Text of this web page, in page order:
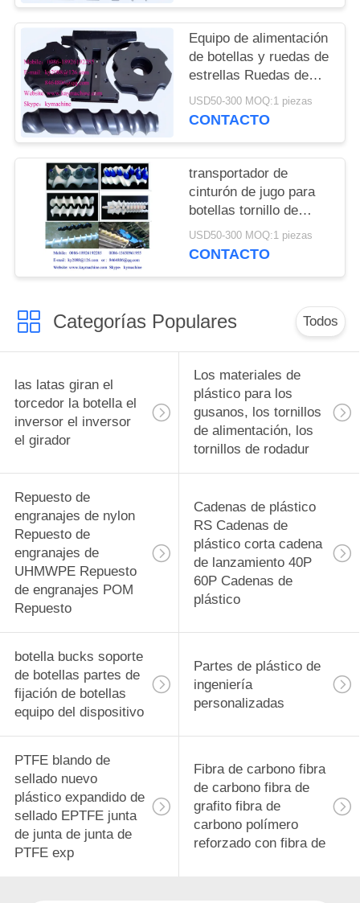
alimentación China
fabricante
Equipo de alimentación
de botellas y ruedas de
estrellas Ruedas de
estrellas de plástico y
engranajes de plástico
USD50-300 MOQ:1 piezas
CONTACTO
transportador de
cinturón de jugo para
botellas tornillo de
alimentación para
botellas tornillos de
equipos de
USD50-300 MOQ:1 piezas
CONTACTO
Categorías Populares Todos
las latas giran el
torcedor la botella el
inversor el inversor
el girador
Los materiales de
plástico para los
gusanos, los tornillos
de alimentación, los
tornillos de rodadur
Repuesto de
engranajes de nylon
Repuesto de
engranajes de
UHMWPE Repuesto
de engranajes POM
Repuesto
Cadenas de plástico
RS Cadenas de
plástico corta cadena
de lanzamiento 40P
60P Cadenas de
plástico
botella bucks soporte
de botellas partes de
fijación de botellas
equipo del dispositivo
Partes de plástico de
ingeniería
personalizadas
PTFE blando de
sellado nuevo
plástico expandido de
sellado EPTFE junta
de junta de junta de
PTFE exp
Fibra de carbono fibra
de carbono fibra de
grafito fibra de
carbono polímero
reforzado con fibra de